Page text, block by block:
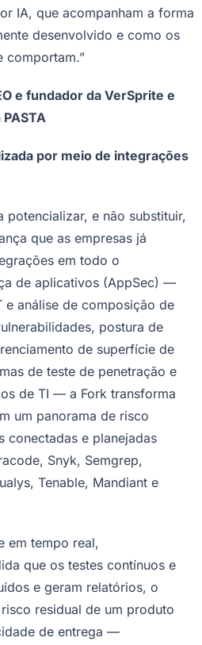
IA, que acompanham a forma
desenvolvido e como os
comportam.”
e fundador da VerSprite e
por meio de integrações
potencializar, e não substituir,
que as empresas já
em todo o
de aplicativos (AppSec) —
e análise de composição de
postura de
de superfície de
de teste de penetração e
de TI — a Fork transforma
um panorama de risco
conectadas e planejadas
Snyk, Semgrep,
Tenable, Mandiant e
em tempo real,
que os testes contínuos e
e geram relatórios, o
residual de um produto
de entrega —